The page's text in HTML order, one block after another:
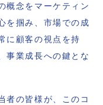
概念をマーケティン
を掴み、市場での成
に顧客の視点を持
事業成長への鍵とな
者の皆様が、このコ